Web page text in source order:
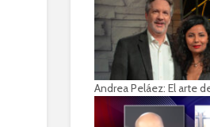
Andrea Peláez: El arte